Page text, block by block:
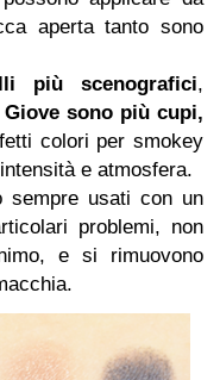
aperta tanto sono
più scenografici,
Giove sono più cupi,
colori per smokey
e atmosfera.
sempre usati con un
problemi, non
e si rimuovono